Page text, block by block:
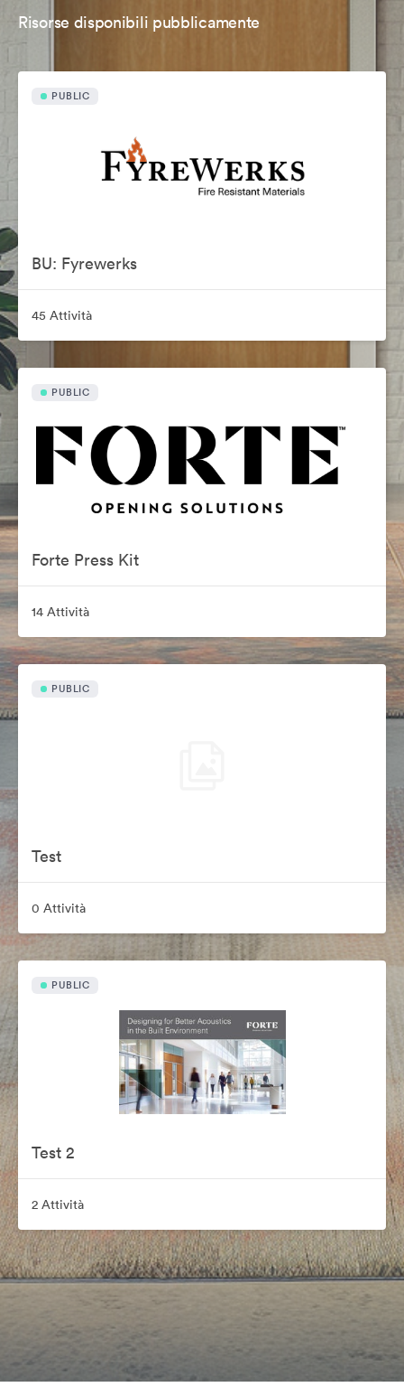
Risorse disponibili pubblicamente
PUBLIC
BU: Fyrewerks
45 Attività
PUBLIC
Forte Press Kit
14 Attività
PUBLIC
Test
0 Attività
PUBLIC
Test 2
2 Attività